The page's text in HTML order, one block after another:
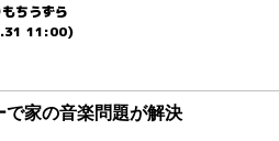
ちうずら
11:00)
で家の音楽問題が解決